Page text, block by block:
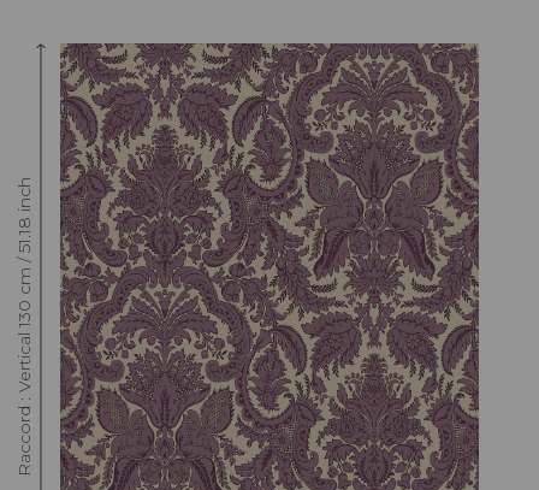
Raccord : Vertical 130 cm / 51.18 inch